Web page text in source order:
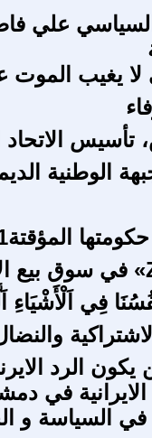
علي
لا يغيب الموت
الوطنية
المؤقتة2/11
فِي اَلْأَشْيَاءِ
يكون الرد
الايرانية في
في السياسة و